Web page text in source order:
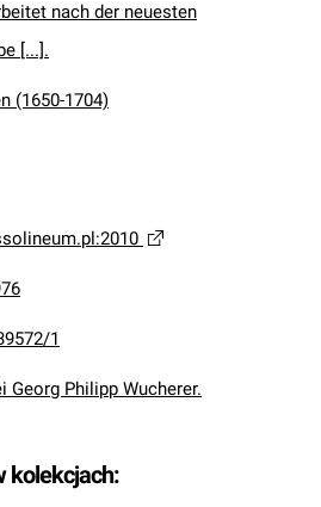
nach der neuesten
[...].
(1650-1704)
1
Georg Philipp Wucherer.
kolekcjach: